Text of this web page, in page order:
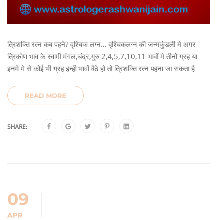
त्रिशक्ति रत्न कब पहने? वृश्चिक लग्न… वृश्चिकलग्न की जन्मकुंडली मे अगर
त्रिकोण भाव के स्वामी मंगल,चंद्र,गुरु 2,4,5,7,10,11 भावों मे तीनो ग्रह या
इनमे मे से कोई भी ग्रह इन्ही भावों बैठे हो तो त्रिशक्ति रत्न पहना जा सकता है
READ MORE
SHARE:
09
APR